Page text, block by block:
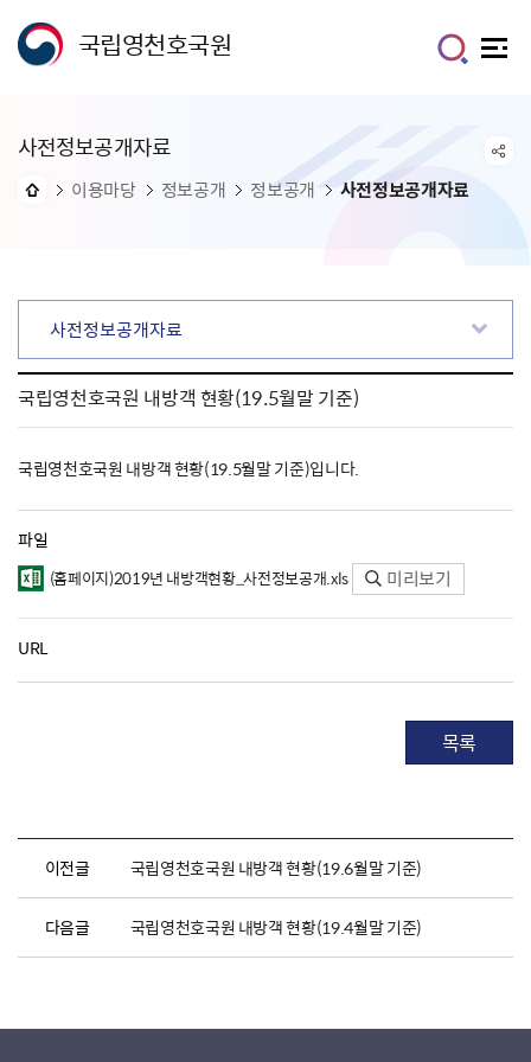
국립영천호국원
사전정보공개자료
이용마당 정보공개 정보공개 사전정보공개자료
사전정보공개자료
국립영천호국원 내방객 현황(19.5월말 기준)
국립영천호국원 내방객 현황(19.5월말 기준)입니다.
파일
(홈페이지)2019년 내방객현황_사전정보공개.xls 미리보기
URL
목록
이전글 국립영천호국원 내방객 현황(19.6월말 기준)
다음글 국립영천호국원 내방객 현황(19.4월말 기준)